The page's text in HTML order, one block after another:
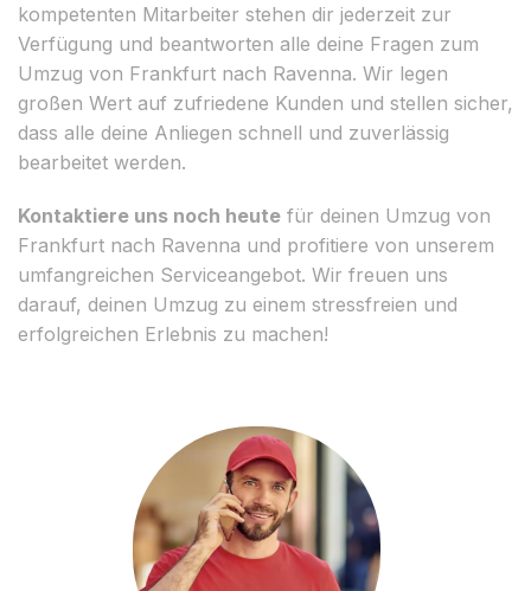
kompetenten Mitarbeiter stehen dir jederzeit zur
Verfügung und beantworten alle deine Fragen zum
Umzug von Frankfurt nach Ravenna. Wir legen
großen Wert auf zufriedene Kunden und stellen sicher,
dass alle deine Anliegen schnell und zuverlässig
bearbeitet werden.
Kontaktiere uns noch heute für deinen Umzug von
Frankfurt nach Ravenna und profitiere von unserem
umfangreichen Serviceangebot. Wir freuen uns
darauf, deinen Umzug zu einem stressfreien und
erfolgreichen Erlebnis zu machen!